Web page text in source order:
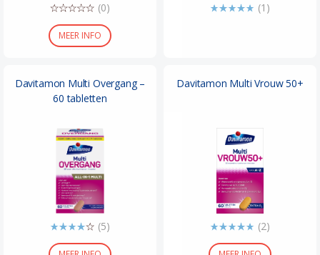
MEER INFO
(0) (1)
Davitamon Multi Overgang –
60 tabletten
(5)
Davitamon Multi Vrouw 50+
(2)